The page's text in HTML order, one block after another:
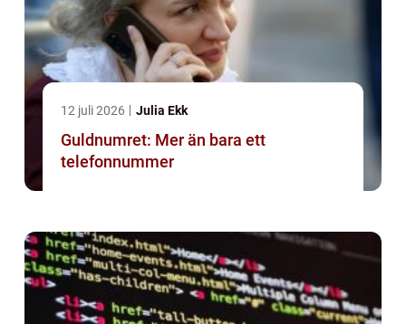
12 juli 2026 Julia Ekk
Guldnumret: Mer än bara ett
telefonnummer